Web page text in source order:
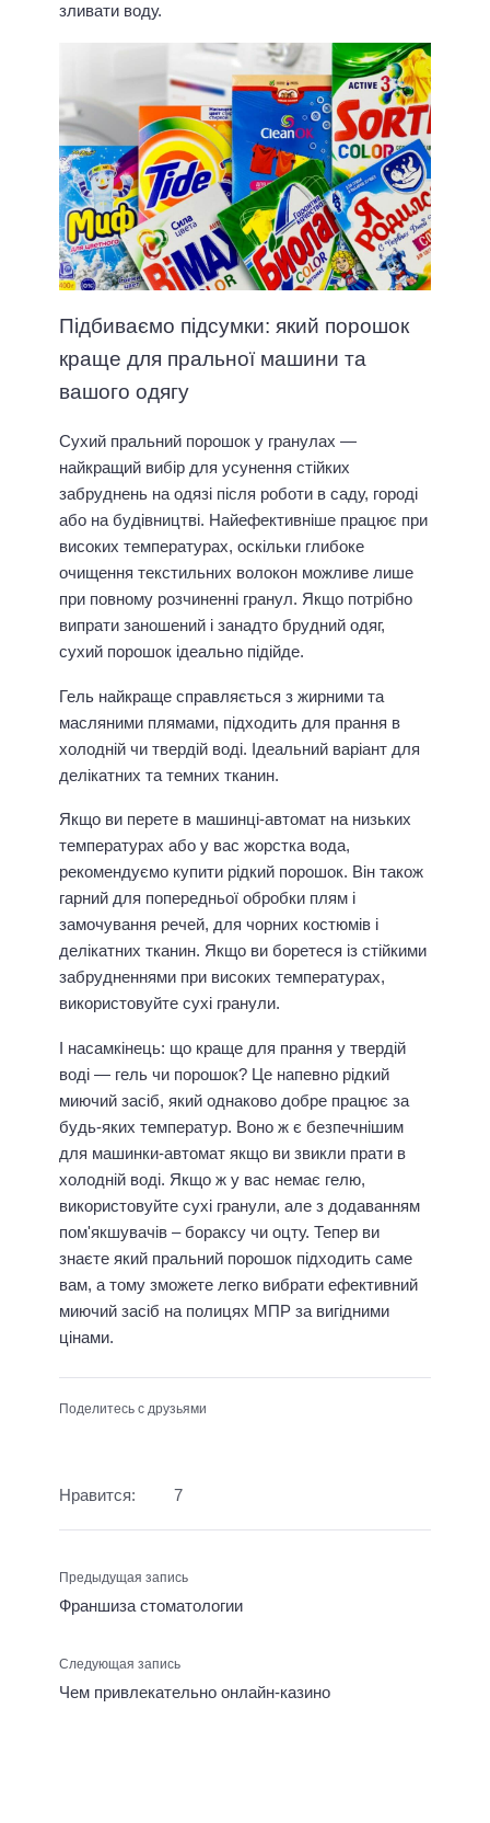
зливати воду.
Підбиваємо підсумки: який порошок
краще для пральної машини та
вашого одягу
Сухий пральний порошок у гранулах —
найкращий вибір для усунення стійких
забруднень на одязі після роботи в саду, городі
або на будівництві. Найефективніше працює при
високих температурах, оскільки глибоке
очищення текстильних волокон можливе лише
при повному розчиненні гранул. Якщо потрібно
випрати заношений і занадто брудний одяг,
сухий порошок ідеально підійде.
Гель найкраще справляється з жирними та
масляними плямами, підходить для прання в
холодній чи твердій воді. Ідеальний варіант для
делікатних та темних тканин.
Якщо ви перете в машинці-автомат на низьких
температурах або у вас жорстка вода,
рекомендуємо купити рідкий порошок. Він також
гарний для попередньої обробки плям і
замочування речей, для чорних костюмів і
делікатних тканин. Якщо ви боретеся із стійкими
забрудненнями при високих температурах,
використовуйте сухі гранули.
І насамкінець: що краще для прання у твердій
воді — гель чи порошок? Це напевно рідкий
миючий засіб, який однаково добре працює за
будь-яких температур. Воно ж є безпечнішим
для машинки-автомат якщо ви звикли прати в
холодній воді. Якщо ж у вас немає гелю,
використовуйте сухі гранули, але з додаванням
пом'якшувачів – бораксу чи оцту. Тепер ви
знаєте який пральний порошок підходить саме
вам, а тому зможете легко вибрати ефективний
миючий засіб на полицях МПР за вигідними
цінами.
Поделитесь с друзьями
Нравится: 7
Предыдущая запись
Франшиза стоматологии
Следующая запись
Чем привлекательно онлайн-казино